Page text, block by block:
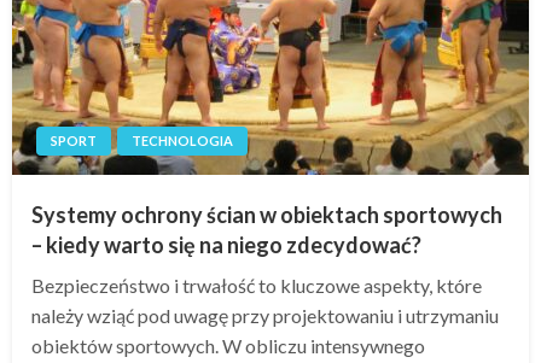
SPORT TECHNOLOGIA
Systemy ochrony ścian w obiektach sportowych
– kiedy warto się na niego zdecydować?
Bezpieczeństwo i trwałość to kluczowe aspekty, które
należy wziąć pod uwagę przy projektowaniu i utrzymaniu
obiektów sportowych. W obliczu intensywnego